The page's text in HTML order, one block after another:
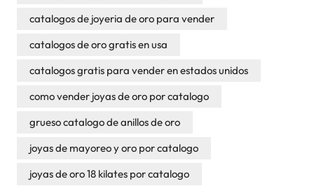
catalogos de joyeria de oro para vender
catalogos de oro gratis en usa
catalogos gratis para vender en estados unidos
como vender joyas de oro por catalogo
grueso catalogo de anillos de oro
joyas de mayoreo y oro por catalogo
joyas de oro 18 kilates por catalogo